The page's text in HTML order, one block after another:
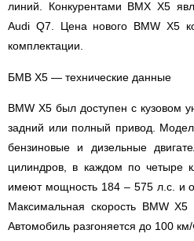
линий. Конкурентами BMX X5
Audi Q7. Цена нового BMW X5
комплектации.
БМВ Х5 — технические данные
BMW X5 был доступен с кузовом
задний или полный привод.
бензиновые и дизельные
цилиндров, в каждом по четыре
имеют мощность 184 – 575 л.с. и
Максимальная скорость BMW
Автомобиль разгоняется до 100